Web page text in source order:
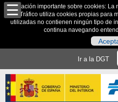
Información importante sobre cookies:
de Tráfico utiliza cookies propias para
utilizadas no contienen ningún tipo de
continua navegando
Ir a la DGT